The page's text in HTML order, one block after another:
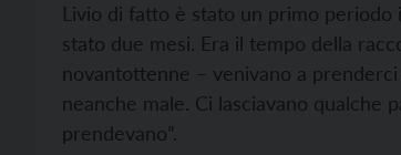
Livio di fatto è stato un primo periodo
stato due mesi. Era il tempo della
novantottenne – venivano a
neanche male. Ci lasciavano qualche
prendevano”.